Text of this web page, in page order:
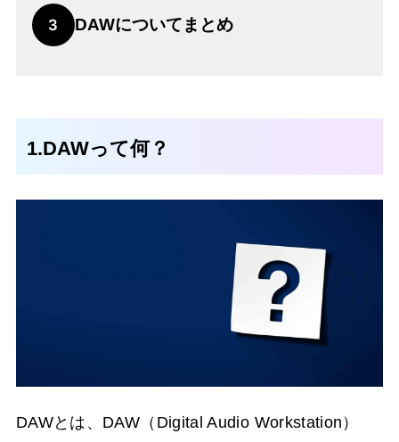
3 DAWについてまとめ
1.DAWって何？
DAWとは、DAW（Digital Audio Workstation）